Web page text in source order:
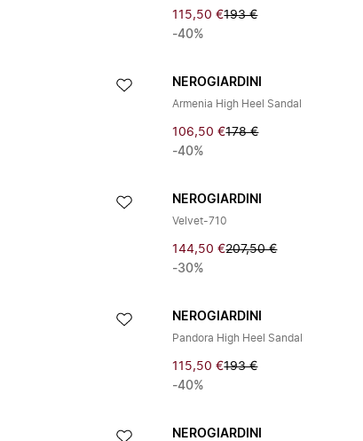
115,50 €193 €
-40%
NEROGIARDINI
Armenia High Heel Sandal
106,50 €178 €
-40%
NEROGIARDINI
Velvet-710
144,50 €207,50 €
-30%
NEROGIARDINI
Pandora High Heel Sandal
115,50 €193 €
-40%
NEROGIARDINI